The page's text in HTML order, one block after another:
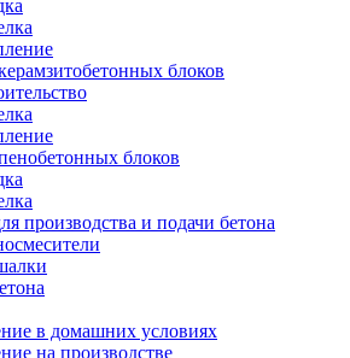
блоков
блоков
производства и подачи бетона
в домашних условиях
на производстве